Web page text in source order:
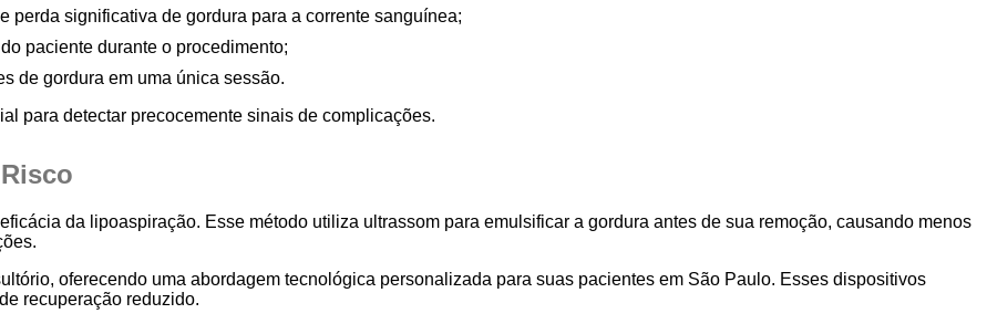
perda significativa de gordura para a corrente sanguínea;
paciente durante o procedimento;
de gordura em uma única sessão.
para detectar precocemente sinais de complicações.
da lipoaspiração. Esse método utiliza ultrassom para emulsificar a gordura antes de sua remoção, causando menos
oferecendo uma abordagem tecnológica personalizada para suas pacientes em São Paulo. Esses dispositivos
recuperação reduzido.